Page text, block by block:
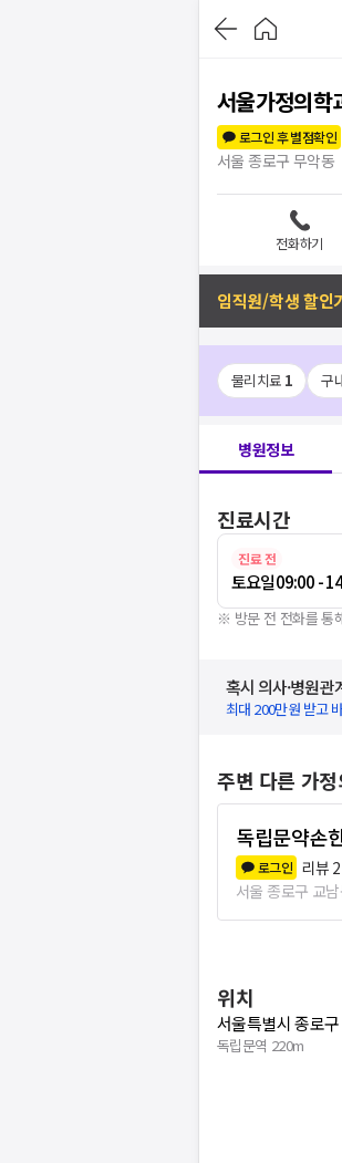
서울가정의학
로그인 후 별점확인
서울 종로구 무악동
전화하기
임직원/학생 할인
물리치료 1 구
병원정보
진료시간
진료 전
토요일09:00 -
※ 방문 전 전화를 통
혹시 의사·병원관
최대 200만원 받고
주변 다른 가
독립문약손
로그인 리뷰 2
서울 종로구 교
위치
서울특별시 종로
독립문역 220m